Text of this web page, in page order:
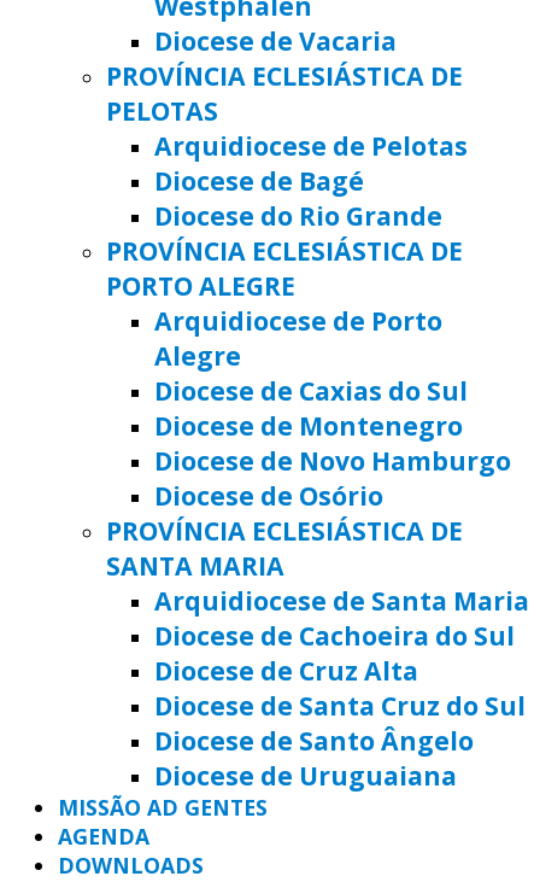
Diocese de Vacaria
PROVÍNCIA ECLESIÁSTICA DE
PELOTAS
Arquidiocese de Pelotas
Diocese de Bagé
Diocese do Rio Grande
PROVÍNCIA ECLESIÁSTICA DE
PORTO ALEGRE
Arquidiocese de Porto
Alegre
Diocese de Caxias do Sul
Diocese de Montenegro
Diocese de Novo Hamburgo
Diocese de Osório
PROVÍNCIA ECLESIÁSTICA DE
SANTA MARIA
Arquidiocese de Santa Maria
Diocese de Cachoeira do Sul
Diocese de Cruz Alta
Diocese de Santa Cruz do Sul
Diocese de Santo Ângelo
Diocese de Uruguaiana
MISSÃO AD GENTES
AGENDA
DOWNLOADS